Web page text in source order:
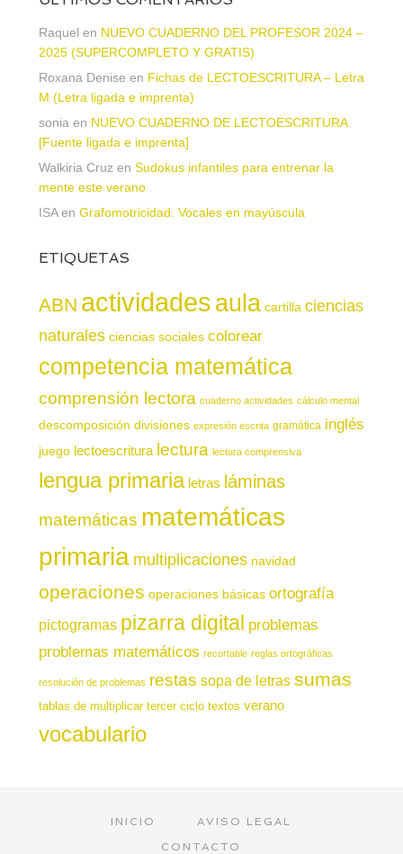
Raquel en NUEVO CUADERNO DEL PROFESOR 2024 –
2025 (SUPERCOMPLETO Y GRATIS)
Roxana Denise en Fichas de LECTOESCRITURA – Letra
M (Letra ligada e imprenta)
sonia en NUEVO CUADERNO DE LECTOESCRITURA
[Fuente ligada e imprenta]
Walkiria Cruz en Sudokus infantiles para entrenar la
mente este verano
ISAen Grafomotricidad. Vocales en mayúscula
ETIQUETAS
ABN actividadesaula cartilla ciencias
naturales ciencias sociales colorear
competencia matemática
comprensión lectora cuaderno actividades cálculo mental
descomposición divisiones expresión escrita gramática inglés
juego lectoescritura lectura lectura comprensiva
lengua primaria letras láminas
matemáticas matemáticas
primaria multiplicaciones navidad
operaciones operaciones básicas ortografía
pictogramas pizarra digital problemas
problemas matemáticos recortable reglas ortográficas
resolución de problemas restas sopa de letras sumas
tablas de multiplicar tercer ciclo textos verano
vocabulario
INICIO
AVISO LEGAL
CONTACTO